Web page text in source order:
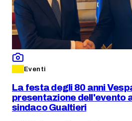
Eventi
La festa degli 80 anni
presentazione dell'evento
sindaco Gualtieri